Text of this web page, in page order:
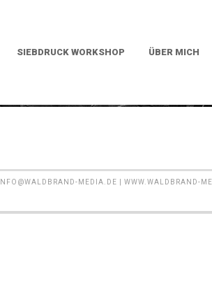
SIEBDRUCK WORKSHOP ÜBER MICH
INFO@WALDBRAND-MEDIA.DE | WWW.WALDBRAND-